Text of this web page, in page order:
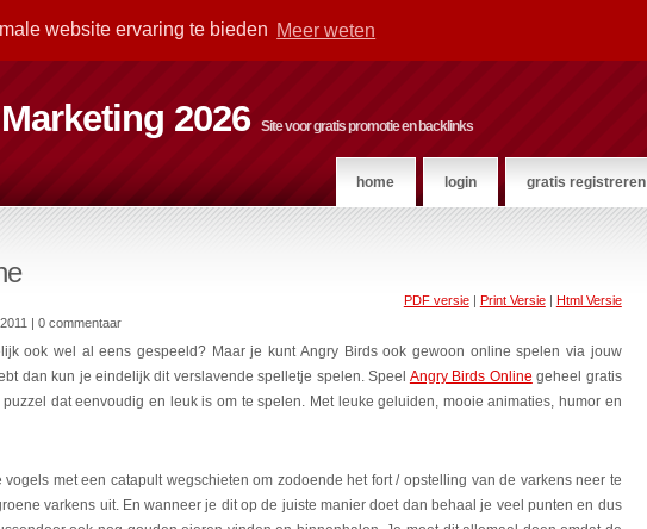
website ervaring te bieden Meer weten
2026 Site voor gratis promotie en backlinks
home login gratis registreren
PDF versie| Print Versie| Html Versie
| 0 commentaar
ook wel al eens gespeeld? Maar je kunt Angry Birds ook gewoon online spelen via jouw
dan kun je eindelijk dit verslavende spelletje spelen. Speel Angry Birds Online geheel gratis
dat eenvoudig en leuk is om te spelen. Met leuke geluiden, mooie animaties, humor en
met een catapult wegschieten om zodoende het fort / opstelling van de varkens neer te
varkens uit. En wanneer je dit op de juiste manier doet dan behaal je veel punten en dus